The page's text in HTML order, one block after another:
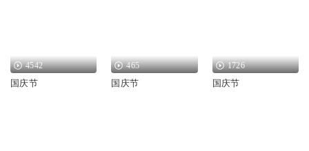
4542
国庆节
465
国庆节
1726
国庆节